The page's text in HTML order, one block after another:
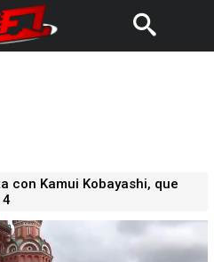
con Kamui Kobayashi, que